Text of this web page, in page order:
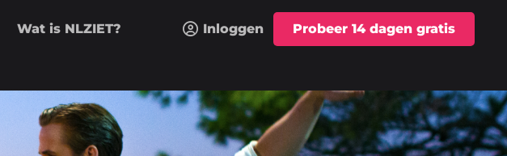
Wat is NLZIET? Inloggen Probeer 14 dagen gratis